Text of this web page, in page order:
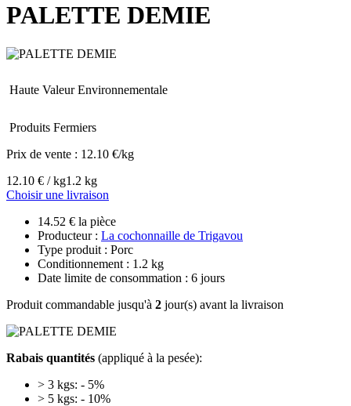
PALETTE DEMIE
Haute Valeur Environnementale
Produits Fermiers
Prix de vente : 12.10 €/kg
12.10 € / kg1.2 kg
Choisir une livraison
14.52 € la pièce
Producteur : La cochonnaille de Trigavou
Type produit : Porc
Conditionnement : 1.2 kg
Date limite de consommation : 6 jours
Produit commandable jusqu'à 2 jour(s) avant la livraison
Rabais quantités (appliqué à la pesée):
> 3 kgs: - 5%
> 5 kgs: - 10%